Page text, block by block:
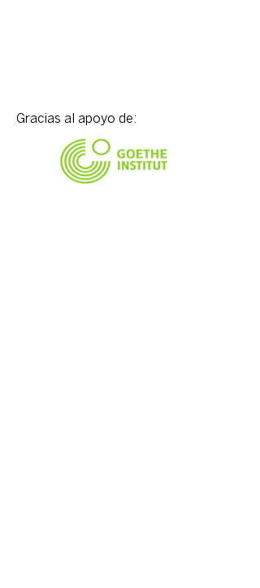
Gracias al apoyo de: